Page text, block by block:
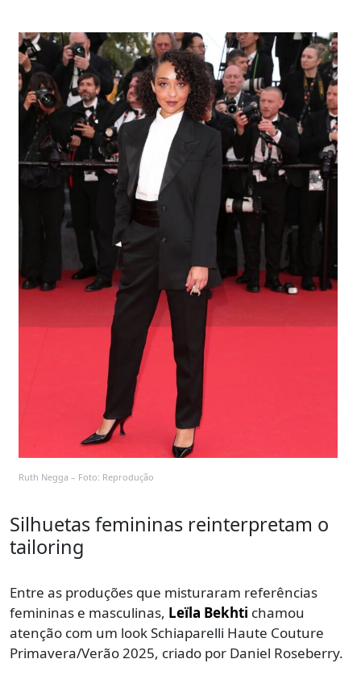
Ruth Negga – Foto: Reprodução
Silhuetas femininas reinterpretam o
tailoring
Entre as produções que misturaram referências
femininas e masculinas, Leïla Bekhti chamou
atenção com um look Schiaparelli Haute Couture
Primavera/Verão 2025, criado por Daniel Roseberry.